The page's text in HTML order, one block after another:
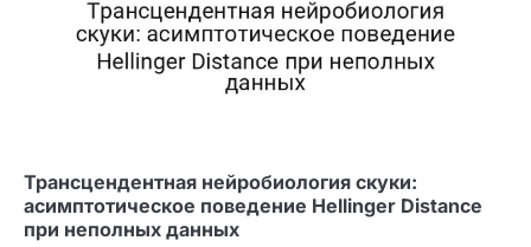
Трансцендентная нейробиология скуки:
асимптотическое поведение Hellinger Distance
при неполных данных